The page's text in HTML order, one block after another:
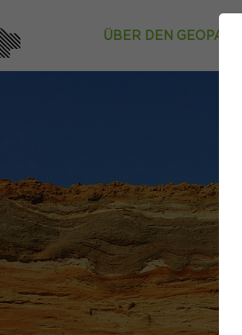
ÜBER DEN GEOPARK